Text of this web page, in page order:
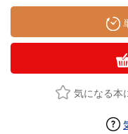
気になる本